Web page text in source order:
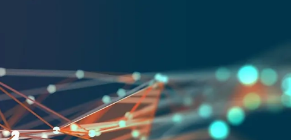
Analyste SOC Niveau Initiation
Threat Hunting et Investigation Forensique
Réponse aux Incidents et Crisis Management